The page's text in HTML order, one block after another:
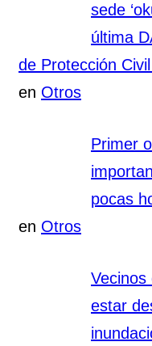
sede
última
de Protección
en Otros
Primer
pocas
en Otros
Vecinos
estar